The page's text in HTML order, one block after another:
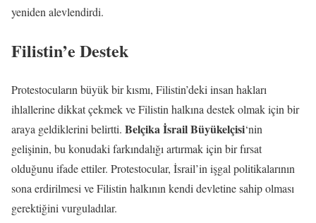
yeniden alevlendirdi.
Filistin’e Destek
Protestocuların büyük bir kısmı, Filistin’deki insan hakları
ihlallerine dikkat çekmek ve Filistin halkına destek olmak için bir
araya geldiklerini belirtti. Belçika İsrail Büyükelçisi‘nin
gelişinin, bu konudaki farkındalığı artırmak için bir fırsat
olduğunu ifade ettiler. Protestocular, İsrail’in işgal politikalarının
sona erdirilmesi ve Filistin halkının kendi devletine sahip olması
gerektiğini vurguladılar.